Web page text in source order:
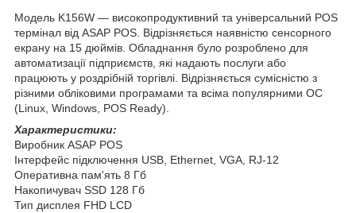
Модель K156W — високопродуктивний та універсальний POS
термінал від ASAP POS. Відрізняється наявністю сенсорного
екрану на 15 дюймів. Обладнання було розроблено для
автоматизації підприємств, які надають послуги або
працюють у роздрібній торгівлі. Відрізняється сумісністю з
різними обліковими програмами та всіма популярними ОС
(Linux, Windows, POS Ready).
Характеристики:
Виробник ASAP POS
Інтерфейс підключення USB, Ethernet, VGA, RJ-12
Оперативна пам'ять 8 Гб
Накопичувач SSD 128 Гб
Тип дисплея FHD LCD